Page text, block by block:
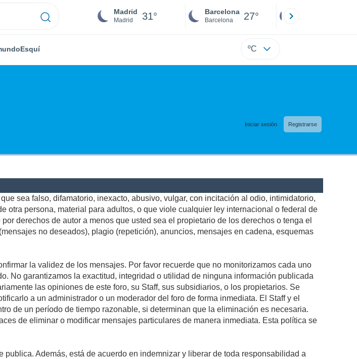
Madrid
Madrid 31° Barcelona
Barcelona 27°
Esquí ºC
Iniciar sesión Registrarse
sea falso, difamatorio, inexacto, abusivo, vulgar, con incitación al odio, intimidatorio,
otra persona, material para adultos, o que viole cualquier ley internacional o federal de
derechos de autor a menos que usted sea el propietario de los derechos o tenga el
no deseados), plagio (repetición), anuncios, mensajes en cadena, esquemas
la validez de los mensajes. Por favor recuerde que no monitorizamos cada uno
No garantizamos la exactitud, integridad o utilidad de ninguna información publicada
las opiniones de este foro, su Staff, sus subsidiarios, o los propietarios. Se
a un administrador o un moderador del foro de forma inmediata. El Staff y el
de un período de tiempo razonable, si determinan que la eliminación es necesaria.
de eliminar o modificar mensajes particulares de manera inmediata. Esta política se
Además, está de acuerdo en indemnizar y liberar de toda responsabilidad a